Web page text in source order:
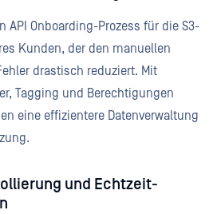
API Onboarding-Prozess für die S3-
Kunden, der den manuellen
drastisch reduziert. Mit
Tagging und Berechtigungen
eine effizientere Datenverwaltung
und Echtzeit-